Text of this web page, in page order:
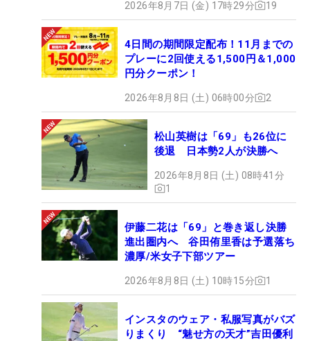
2026年8月7日 (金) 17時29分 19
4日間の期間限定配布！11月までの
プレーに2回使える1,500円＆1,000
円分クーポン！
2026年8月8日 (土) 06時00分 2
松山英樹は「69」も26位に
後退 日本勢2人が決勝へ
2026年8月8日 (土) 08時41分
1
伊藤二花は「69」と巻き返し決勝
進出圏内へ 谷田侑里香は予選落ち
濃厚/米女子下部ツアー
2026年8月8日 (土) 10時15分 1
インスタのウェア・私服写真がバズ
りまくり “魅せ方の天才”吉田優利